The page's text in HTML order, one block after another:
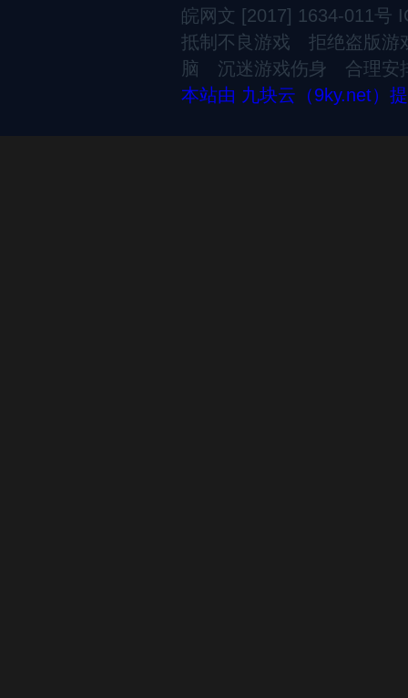
皖网文 [2017] 1634-011号
抵制不良游戏 拒绝盗版
脑 沉迷游戏伤身 合理安
本站由 九块云（9ky.net）